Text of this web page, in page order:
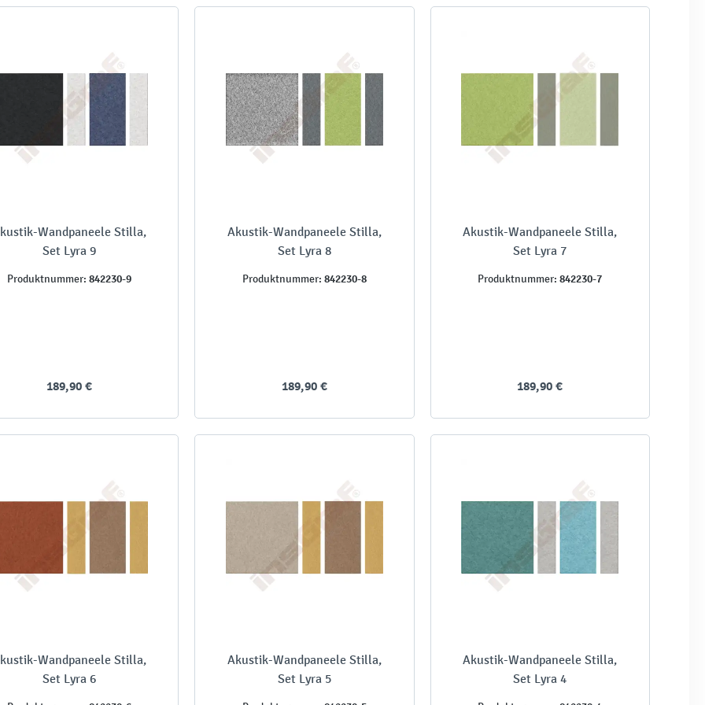
Wandpaneele Stilla,
Set Lyra 9
Produktnummer: 842230-9
189,90 €
Akustik-Wandpaneele Stilla,
Set Lyra 8
Produktnummer: 842230-8
189,90 €
Akustik-Wandpaneele Stilla,
Set Lyra 7
Produktnummer: 842230-7
189,90 €
Wandpaneele Stilla,
Set Lyra 6
Akustik-Wandpaneele Stilla,
Set Lyra 5
Akustik-Wandpaneele Stilla,
Set Lyra 4